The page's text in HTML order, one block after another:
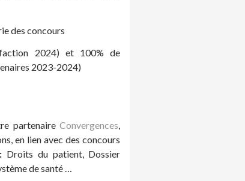
des concours
2024) et 100% de
2023-2024)
partenaireConvergences,
en lien avec des concours
Droits du patient, Dossier
de santé …